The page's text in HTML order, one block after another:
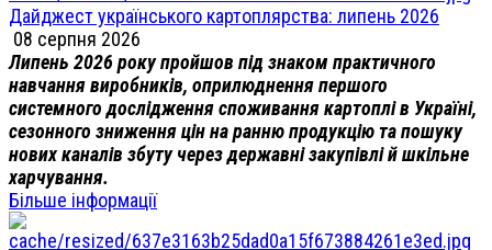
Дайджест українського картоплярства: липень 2026
08 серпня 2026
Липень 2026 року пройшов під знаком практичного
навчання виробників, оприлюднення першого
системного дослідження споживання картоплі в Україні,
сезонного зниження цін на ранню продукцію та пошуку
нових каналів збуту через державні закупівлі й шкільне
харчування.
Більше інформації